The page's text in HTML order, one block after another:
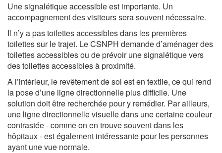
Une signalétique accessible est importante. Un
accompagnement des visiteurs sera souvent nécessaire.
Il n’y a pas toilettes accessibles dans les premières
toilettes sur le trajet. Le CSNPH demande d’aménager des
toilettes accessibles ou de prévoir une signalétique vers
des toilettes accessibles à proximité.
A l’intérieur, le revêtement de sol est en textile, ce qui rend
la pose d’une ligne directionnelle plus difficile. Une
solution doit être recherchée pour y remédier. Par ailleurs,
une ligne directionnelle visuelle dans une certaine couleur
contrastée - comme on en trouve souvent dans les
hôpitaux - est également intéressante pour les personnes
ayant une vue normale.